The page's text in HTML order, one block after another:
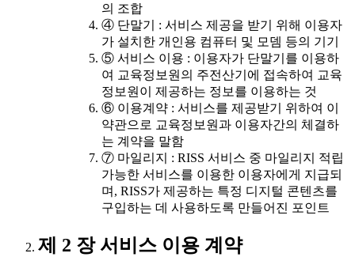
의 조합
④ 단말기 : 서비스 제공을 받기 위해 이용자
가 설치한 개인용 컴퓨터 및 모뎀 등의 기기
⑤ 서비스 이용 : 이용자가 단말기를 이용하
여 교육정보원의 주전산기에 접속하여 교육
정보원이 제공하는 정보를 이용하는 것
⑥ 이용계약 : 서비스를 제공받기 위하여 이
약관으로 교육정보원과 이용자간의 체결하
는 계약을 말함
⑦ 마일리지 : RISS 서비스 중 마일리지 적립
가능한 서비스를 이용한 이용자에게 지급되
며, RISS가 제공하는 특정 디지털 콘텐츠를
구입하는 데 사용하도록 만들어진 포인트
제 2 장 서비스 이용 계약